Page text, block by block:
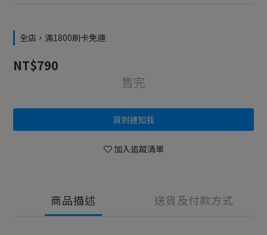
全店，滿1800刷卡免運
NT$790
售完
貨到通知我
加入追蹤清單
商品描述 送貨及付款方式